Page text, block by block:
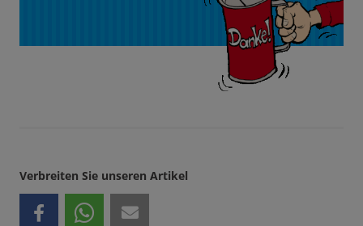
Verbreiten Sie unseren Artikel